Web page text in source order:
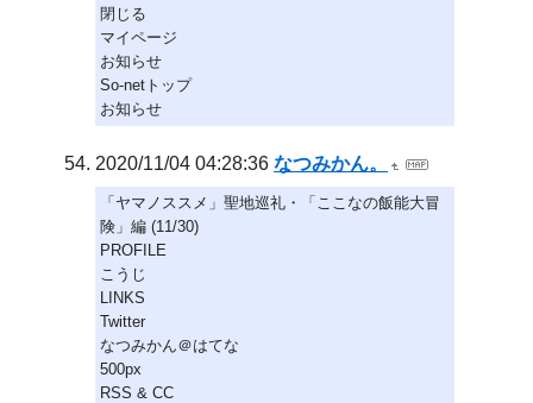
閉じる
マイページ
お知らせ
So-netトップ
お知らせ
2020/11/04 04:28:36 なつみかん。
「ヤマノススメ」聖地巡礼・「ここなの飯能大冒
険」編 (11/30)
PROFILE
こうじ
LINKS
Twitter
なつみかん＠はてな
500px
RSS & CC